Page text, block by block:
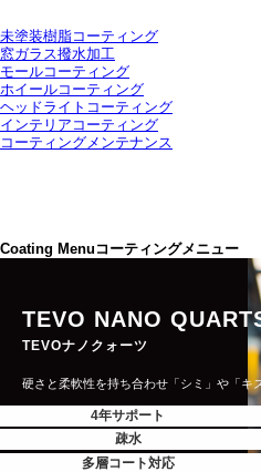
未塗装樹脂コーティング
窓ガラス撥水加工
モールコーティング
ホイールコーティング
ヘッドライトコーティング
インテリアコーティング
コーティングメンテナンス
Coating Menu コーティングメニュー
TEVO NANO
TEVOナノクォーツ
硬さと柔軟性を持ち合わせ「シミ」や「キ
4年サポート
疎水
多層コート対応